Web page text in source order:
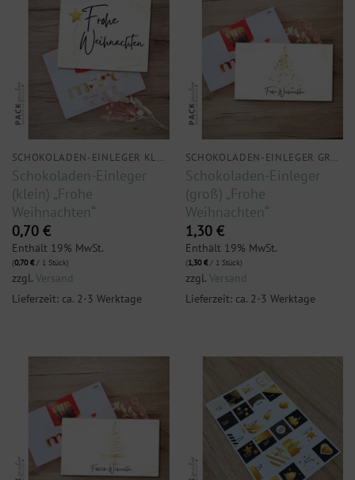
SCHOKOLADEN-EINLEGER KLEIN
Schokoladen-Einleger
(klein) „Frohe
Weihnachten“
0,70 €
Enthält 19% MwSt.
(0,70€/ 1 Stück)
zzgl. Versand
Lieferzeit: ca. 2-3 Werktage
SCHOKOLADEN-EINLEGER GROSS
Schokoladen-Einleger
(groß) „Frohe
Weihnachten“
1,30 €
Enthält 19% MwSt.
(1,30€/ 1 Stück)
zzgl. Versand
Lieferzeit: ca. 2-3 Werktage